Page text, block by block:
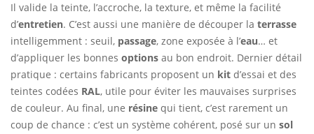
Il valide la teinte, l’accroche, la texture, et même la facilité
d’entretien. C’est aussi une manière de découper la terrasse
intelligemment : seuil, passage, zone exposée à l’eau… et
d’appliquer les bonnes options au bon endroit. Dernier détail
pratique : certains fabricants proposent un kit d’essai et des
teintes codées RAL, utile pour éviter les mauvaises surprises
de couleur. Au final, une résine qui tient, c’est rarement un
coup de chance : c’est un système cohérent, posé sur un sol